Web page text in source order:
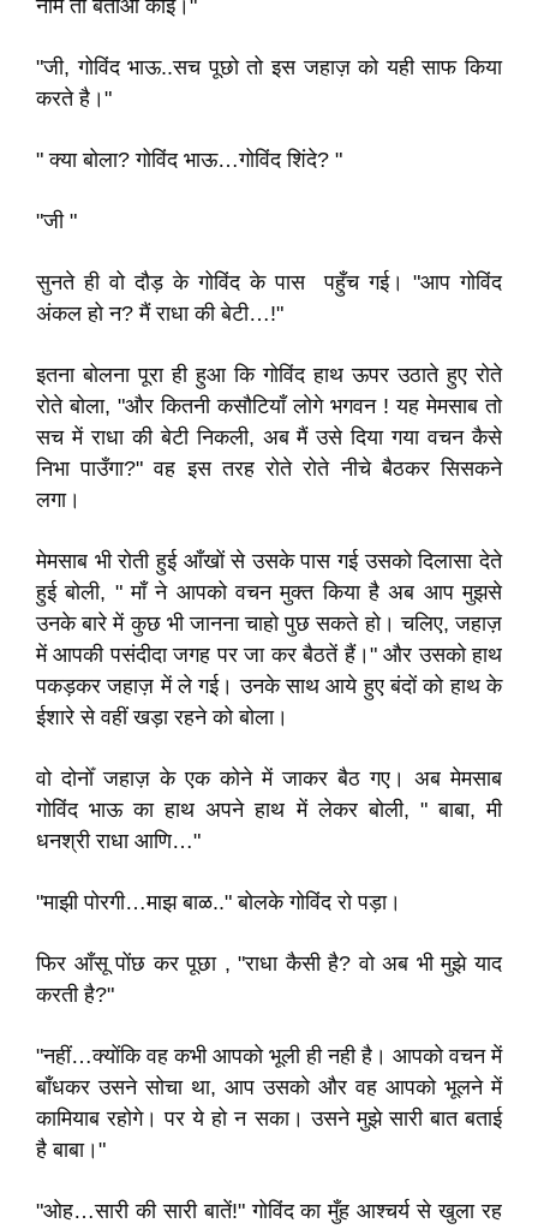
नाम तो बताओ कोई।"
"जी, गोविंद भाऊ..सच पूछो तो इस जहाज़ को यही साफ किया
करते है।"
" क्या बोला? गोविंद भाऊ…गोविंद शिंदे? "
"जी "
सुनते ही वो दौड़ के गोविंद के पास पहुँच गई। "आप गोविंद
अंकल हो न? मैं राधा की बेटी…!"
इतना बोलना पूरा ही हुआ कि गोविंद हाथ ऊपर उठाते हुए रोते
रोते बोला, "और कितनी कसौटियाँ लोगे भगवन ! यह मेमसाब तो
सच में राधा की बेटी निकली, अब मैं उसे दिया गया वचन कैसे
निभा पाउँगा?" वह इस तरह रोते रोते नीचे बैठकर सिसकने
लगा।
मेमसाब भी रोती हुई आँखों से उसके पास गई उसको दिलासा देते
हुई बोली, " माँ ने आपको वचन मुक्त किया है अब आप मुझसे
उनके बारे में कुछ भी जानना चाहो पुछ सकते हो। चलिए, जहाज़
में आपकी पसंदीदा जगह पर जा कर बैठतें हैं।" और उसको हाथ
पकड़कर जहाज़ में ले गई। उनके साथ आये हुए बंदों को हाथ के
ईशारे से वहीं खड़ा रहने को बोला।
वो दोनोँ जहाज़ के एक कोने में जाकर बैठ गए। अब मेमसाब
गोविंद भाऊ का हाथ अपने हाथ में लेकर बोली, " बाबा, मी
धनश्री राधा आणि…"
"माझी पोरगी…माझ बाळ.." बोलके गोविंद रो पड़ा।
फिर आँसू पोंछ कर पूछा , "राधा कैसी है? वो अब भी मुझे याद
करती है?"
"नहीं…क्योंकि वह कभी आपको भूली ही नही है। आपको वचन में
बाँधकर उसने सोचा था, आप उसको और वह आपको भूलने में
कामियाब रहोगे। पर ये हो न सका। उसने मुझे सारी बात बताई
है बाबा।"
"ओह…सारी की सारी बातें!" गोविंद का मुँह आश्चर्य से खुला रह